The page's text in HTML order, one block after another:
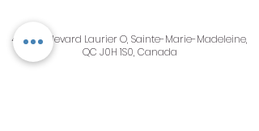
405, boulevard Laurier O, Sainte-Marie-Madeleine,
QC J0H 1S0, Canada